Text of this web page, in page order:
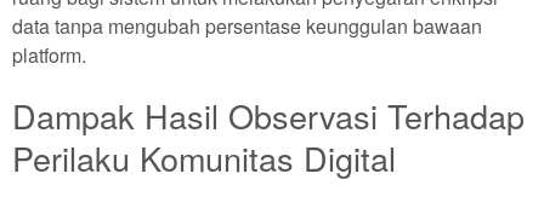
data tanpa mengubah persentase keunggulan bawaan
platform.
Dampak Hasil Observasi Terhadap
Perilaku Komunitas Digital